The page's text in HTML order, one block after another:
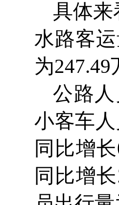
具体来
水路客
为
公路
小客车
同比增
同比增